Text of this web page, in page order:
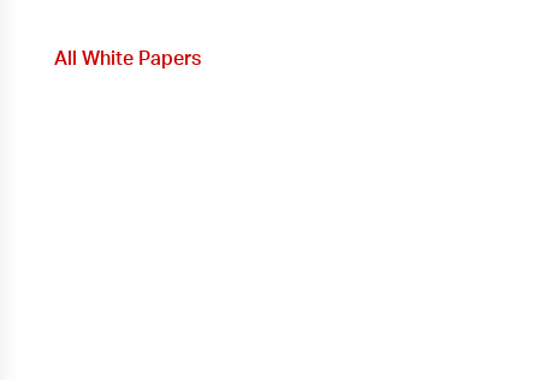
All White Papers